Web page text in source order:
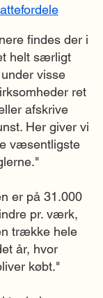
findes der i
helt særligt
visse
ret
afskrive
Her giver vi
væsentligste
er på 31.000
pr. værk,
trække hele
år, hvor
købt."